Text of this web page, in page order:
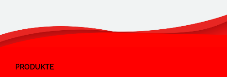
PRODUKTE